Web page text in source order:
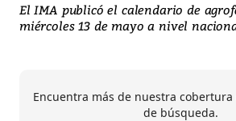
El IMA publicó el calendario de
miércoles 13 de mayo a nivel
Encuentra más de nuestra
de búsqueda.